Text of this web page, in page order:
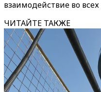
взаимодействие во
ЧИТАЙТЕ ТАКЖЕ